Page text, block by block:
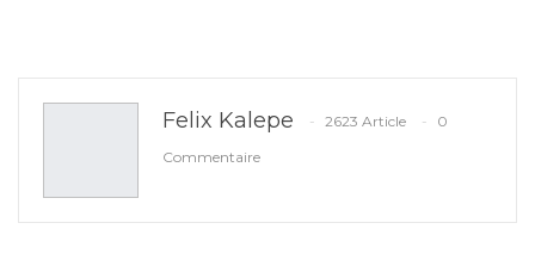
Felix Kalepe 2623 Article
0
Commentaire